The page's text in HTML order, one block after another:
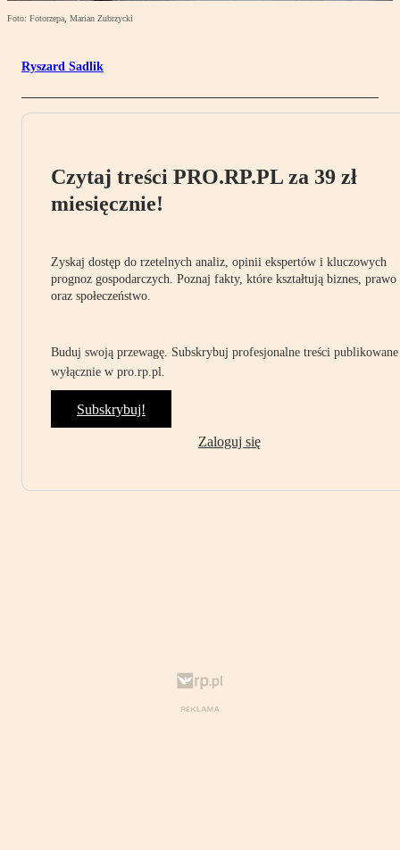
Foto: Fotorzepa, Marian Zubrzycki
Ryszard Sadlik
Czytaj treści PRO.RP.PL za 39 zł
miesięcznie!
Zyskaj dostęp do rzetelnych analiz, opinii ekspertów i kluczowych
prognoz gospodarczych. Poznaj fakty, które kształtują biznes, prawo
oraz społeczeństwo.
Buduj swoją przewagę. Subskrybuj profesjonalne treści publikowane
wyłącznie w pro.rp.pl.
Subskrybuj!
Zaloguj się